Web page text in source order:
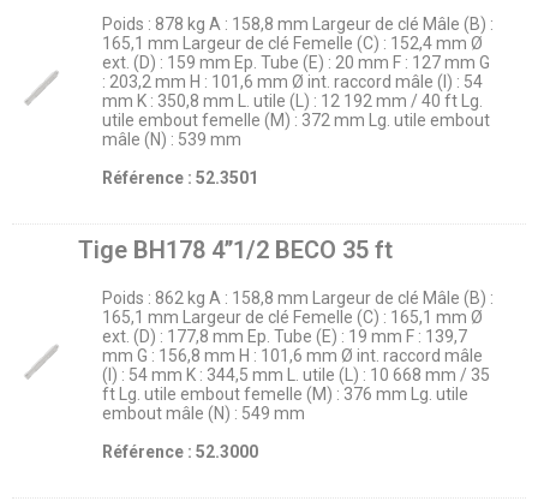
Poids : 878 kg A : 158,8 mm Largeur de clé Mâle (B) :
165,1 mm Largeur de clé Femelle (C) : 152,4 mm Ø
ext. (D) : 159 mm Ep. Tube (E) : 20 mm F : 127 mm G
: 203,2 mm H : 101,6 mm Ø int. raccord mâle (I) : 54
mm K : 350,8 mm L. utile (L) : 12 192 mm / 40 ft Lg.
utile embout femelle (M) : 372 mm Lg. utile embout
mâle (N) : 539 mm
Référence : 52.3501
Tige BH178 4’’1/2 BECO 35 ft
Poids : 862 kg A : 158,8 mm Largeur de clé Mâle (B) :
165,1 mm Largeur de clé Femelle (C) : 165,1 mm Ø
ext. (D) : 177,8 mm Ep. Tube (E) : 19 mm F : 139,7
mm G : 156,8 mm H : 101,6 mm Ø int. raccord mâle
(I) : 54 mm K : 344,5 mm L. utile (L) : 10 668 mm / 35
ft Lg. utile embout femelle (M) : 376 mm Lg. utile
embout mâle (N) : 549 mm
Référence : 52.3000